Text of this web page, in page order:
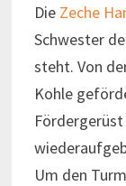
Die Zeche
Schwester
steht. Von
Kohle
Um den